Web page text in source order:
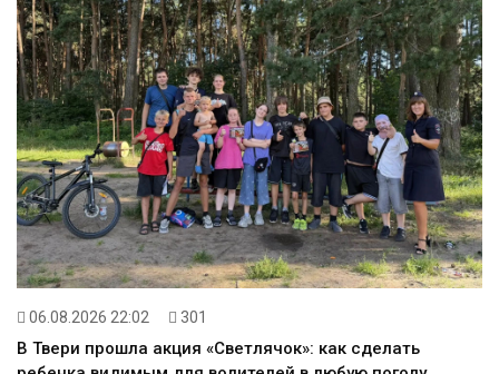
06.08.2026 22:02 301
В Твери прошла акция «Светлячок»: как сделать